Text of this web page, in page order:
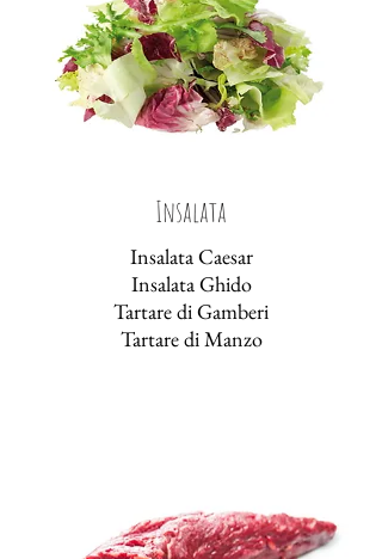
Insalata
Insalata Caesar
Insalata Ghido
Tartare di Gamberi
Tartare di Manzo